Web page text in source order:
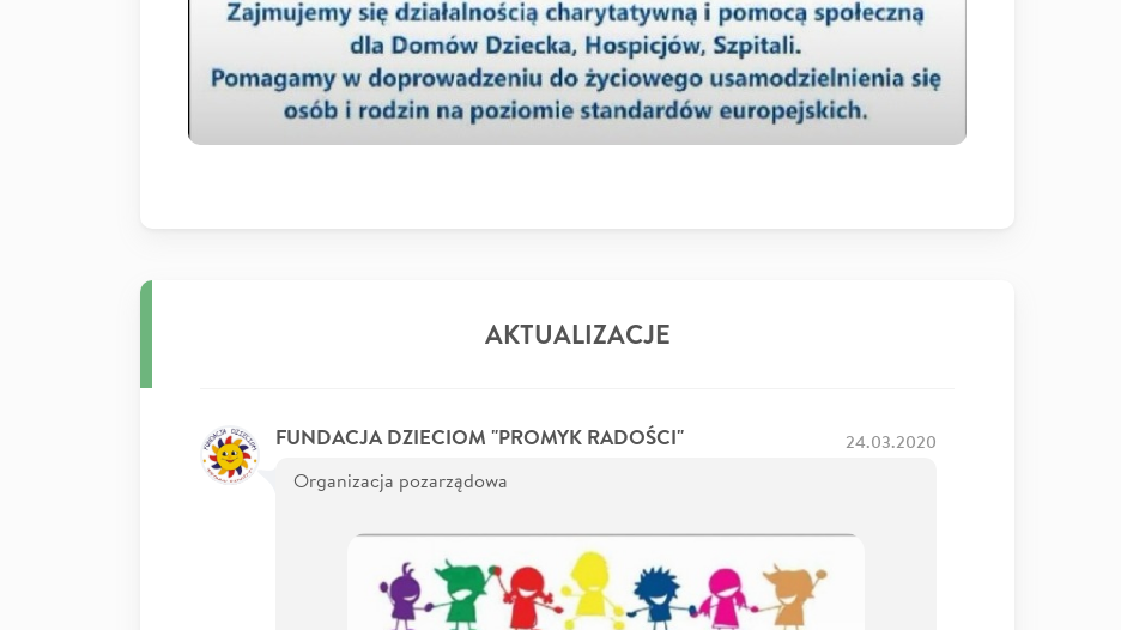
AKTUALIZACJE
FUNDACJA DZIECIOM "PROMYK RADOŚCI" 24.03.2020
Organizacja pozarządowa